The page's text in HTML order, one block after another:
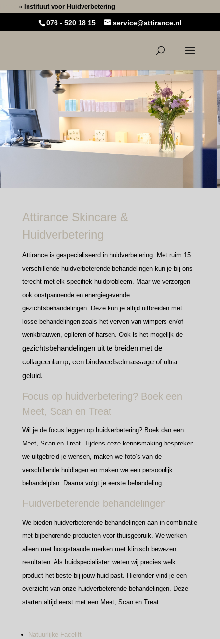
» Instituut voor Huidverbetering
076 - 520 18 15 service@attirance.nl
Attirance Skincare &
Huidverbetering
Attirance is gespecialiseerd in huidverbetering. Met ruim 15
verschillende huidverbeterende behandelingen kun je bij ons
terecht met elk specifiek huidprobleem. Maar we verzorgen
ook onstpannende en energiegevende
gezichtsbehandelingen. Deze kun je altijd uitbreiden met
losse behandelingen zoals het verven van wimpers en/of
wenkbrauwen, epileren of harsen. Ook is het mogelijk de
gezichtsbehandelingen uit te breiden met de
collageenlamp, een bindweefselmassage of ultra
geluid.
Focus op huidverbetering? Boek een
Meet, Scan en Treat
Wil je de focus leggen op huidverbetering? Boek dan een
Meet, Scan en Treat. Tijdens deze kennismaking bespreken
we uitgebreid je wensen, maken we foto’s van de
verschillende huidlagen en maken we een persoonlijk
behandelplan. Daarna volgt je eerste behandeling.
Huidverbeterende behandelingen
We bieden huidverbeterende behandelingen aan in combinatie
met bijbehorende producten voor thuisgebruik. We werken
alleen met hoogstaande merken met klinisch bewezen
resultaten. Als huidspecialisten weten wij precies welk
product het beste bij jouw huid past. Hieronder vind je een
overzicht van onze huidverbeterende behandelingen. Deze
starten altijd eerst met een Meet, Scan en Treat.
Natuurlijke Facelift